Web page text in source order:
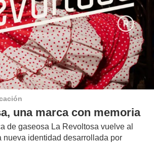
una marca con memoria
de gaseosa La Revoltosa vuelve al
nueva identidad desarrollada por